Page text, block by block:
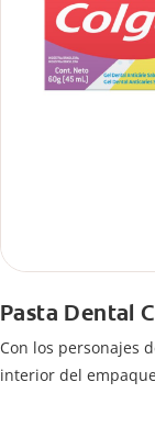
Pasta Dental
Con los personajes
interior del